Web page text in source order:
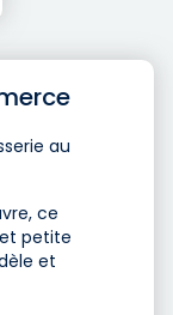
au
ce
petite
et